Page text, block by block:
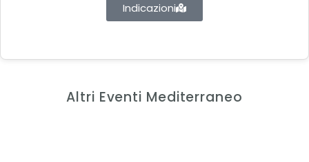
Indicazioni
Altri Eventi Mediterraneo